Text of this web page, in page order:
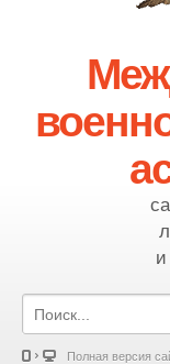
Полная версия